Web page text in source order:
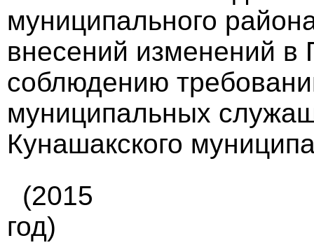
муниципального
внесений изменений
соблюдению
муниципальных
Кунашакского
(2015
год)